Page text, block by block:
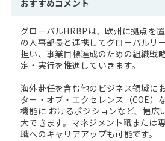
おすすめコメント
グローバルHRBPは、欧州に拠点を置
の人事部長と連携してグローバルリ
担い、事業目標達成のための組織戦
定・実行を推進していきます。
海外赴任を含む他のビジネス領域に
ター・オブ・エクセレンス（COE）
機能に おけるポジションなど、幅広
大できます。マネジメント職または
職へのキャリアアップも可能です。